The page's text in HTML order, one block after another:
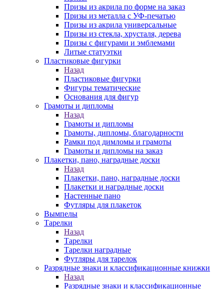
Призы из акрила по форме на заказ
Призы из металла с УФ-печатью
Призы из акрила универсальные
Призы из стекла, хрусталя, дерева
Призы с фигурами и эмблемами
Литые статуэтки
Пластиковые фигурки
Назад
Пластиковые фигурки
Фигуры тематические
Основания для фигур
Грамоты и дипломы
Назад
Грамоты и дипломы
Грамоты, дипломы, благодарности
Рамки под димломы и грамоты
Грамоты и дипломы на заказ
Плакетки, пано, наградные доски
Назад
Плакетки, пано, наградные доски
Плакетки и наградные доски
Настенные пано
Футляры для плакеток
Вымпелы
Тарелки
Назад
Тарелки
Тарелки наградные
Футляры для тарелок
Разрядные знаки и классификационные книжки
Назад
Разрядные знаки и классификационные